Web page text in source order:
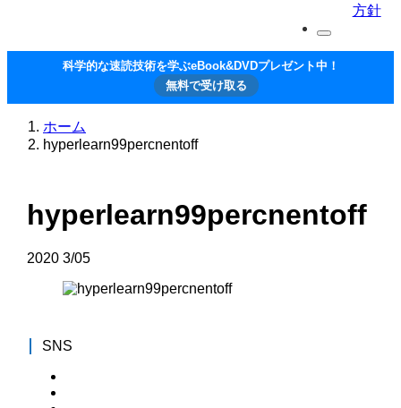
方針
科学的な速読技術を学ぶeBook&DVDプレゼント中！
無料で受け取る
ホーム
hyperlearn99percnentoff
hyperlearn99percnentoff
2020 3/05
SNS